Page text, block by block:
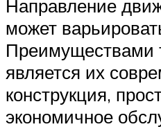
Направление
может
Преимуществами
является их
конструкция,
экономичное